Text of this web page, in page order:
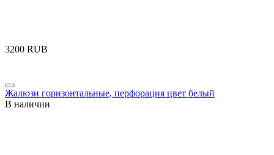
‍3200‍ RUB
Жалюзи горизонтальные, перфорация цвет белый
В наличии